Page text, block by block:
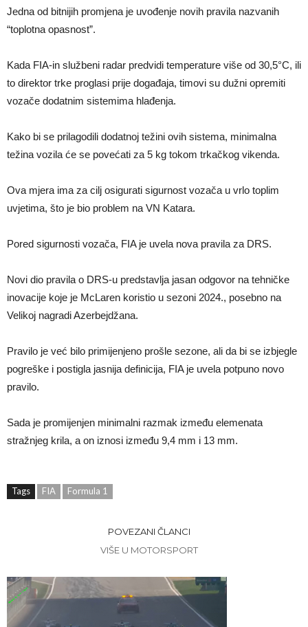
Jedna od bitnijih promjena je uvođenje novih pravila nazvanih
“toplotna opasnost”.
Kada FIA-in službeni radar predvidi temperature više od 30,5°C, ili
to direktor trke proglasi prije događaja, timovi su dužni opremiti
vozače dodatnim sistemima hlađenja.
Kako bi se prilagodili dodatnoj težini ovih sistema, minimalna
težina vozila će se povećati za 5 kg tokom trkačkog vikenda.
Ova mjera ima za cilj osigurati sigurnost vozača u vrlo toplim
uvjetima, što je bio problem na VN Katara.
Pored sigurnosti vozača, FIA je uvela nova pravila za DRS.
Novi dio pravila o DRS-u predstavlja jasan odgovor na tehničke
inovacije koje je McLaren koristio u sezoni 2024., posebno na
Velikoj nagradi Azerbejdžana.
Pravilo je već bilo primijenjeno prošle sezone, ali da bi se izbjegle
pogreške i postigla jasnija definicija, FIA je uvela potpuno novo
pravilo.
Sada je promijenjen minimalni razmak između elemenata
stražnjeg krila, a on iznosi između 9,4 mm i 13 mm.
Tags FIA Formula 1
POVEZANI ČLANCI
VIŠE U MOTORSPORT